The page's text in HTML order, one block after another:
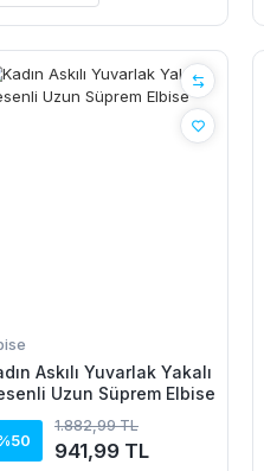
Askılı Yuvarlak Yakalı
Uzun Süprem Elbise
1.882,99 TL
941,99 TL